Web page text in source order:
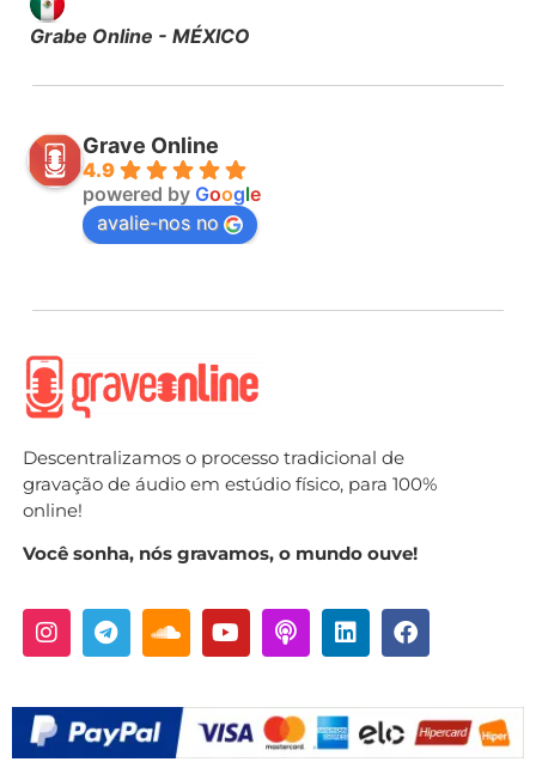
Grabe Online - MÉXICO
Grave Online
4.9
powered by Google
avalie-nos no
Descentralizamos o processo tradicional de
gravação de áudio em estúdio físico, para 100%
online!
Você sonha, nós gravamos, o mundo ouve!